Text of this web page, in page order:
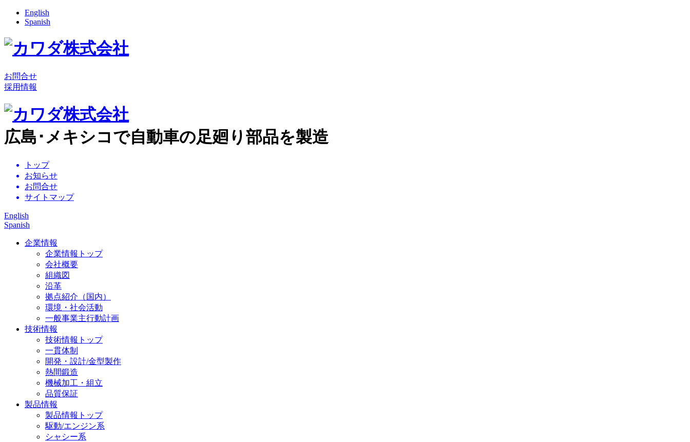
English
Spanish
お問合せ
採用情報
広島･メキシコで自動車の足廻り部品を製造
トップ
お知らせ
お問合せ
サイトマップ
English
Spanish
企業情報
企業情報トップ
会社概要
組織図
沿革
拠点紹介（国内）
環境・社会活動
一般事業主行動計画
技術情報
技術情報トップ
一貫体制
開発・設計/金型製作
熱間鍛造
機械加工・組立
品質保証
製品情報
製品情報トップ
駆動/エンジン系
シャシー系